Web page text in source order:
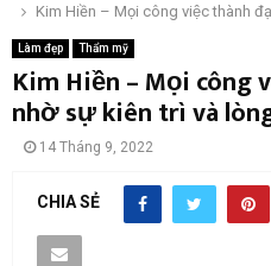
Kim Hiền – Mọi công việc thành
Làm đẹp Thẩm mỹ
Kim Hiền – Mọi công
nhờ sự kiên trì và
14 Tháng 9, 2022
CHIA SẺ